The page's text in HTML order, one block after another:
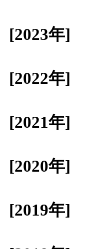
[2023年]
[2022年]
[2021年]
[2020年]
[2019年]